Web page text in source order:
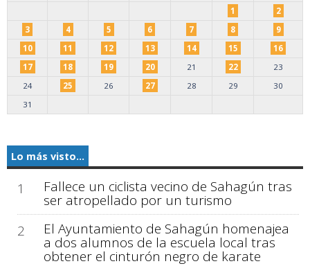
1
2
3
4 5 6 7 8
9
10
11 12 13 14 15
16
17
18 19 20 21 22
23
24
25 26 27 28 29
30
31
Lo más visto...
1 Fallece un ciclista vecino de Sahagún tras
ser atropellado por un turismo
2
El Ayuntamiento de Sahagún homenajea
a dos alumnos de la escuela local tras
obtener el cinturón negro de karate